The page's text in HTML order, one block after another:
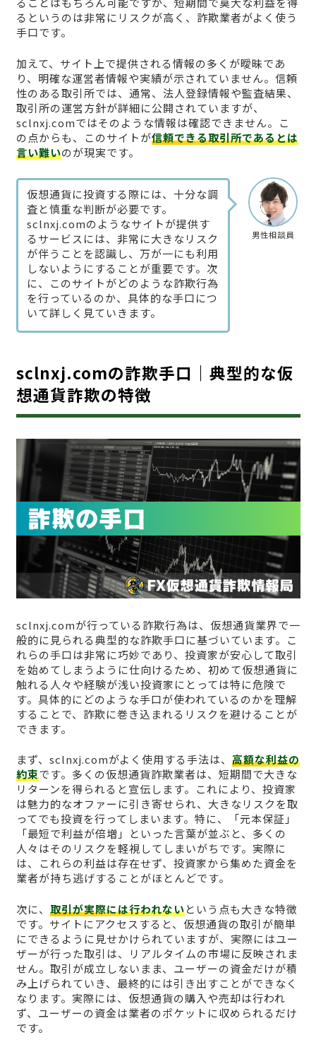
るというのは非常にリスクが高く、詐欺業者がよく使う
手口です。
加えて、サイト上で提供される情報の多くが曖昧であ
り、明確な運営者情報や実績が示されていません。信頼
性のある取引所では、通常、法人登録情報や監査結果、
取引所の運営方針が詳細に公開されていますが、
sclnxj.comではそのような情報は確認できません。こ
の点からも、このサイトが信頼できる取引所であるとは
言い難いのが現実です。
男性相談員
仮想通貨に投資する際には、十分な調
査と慎重な判断が必要です。
sclnxj.comのようなサイトが提供す
るサービスには、非常に大きなリスク
が伴うことを認識し、万が一にも利用
しないようにすることが重要です。次
に、このサイトがどのような詐欺行為
を行っているのか、具体的な手口につ
いて詳しく見ていきます。
sclnxj.comの詐欺手口｜典型的な仮
想通貨詐欺の特徴
sclnxj.comが行っている詐欺行為は、仮想通貨業界で一
般的に見られる典型的な詐欺手口に基づいています。こ
れらの手口は非常に巧妙であり、投資家が安心して取引
を始めてしまうように仕向けるため、初めて仮想通貨に
触れる人々や経験が浅い投資家にとっては特に危険で
す。具体的にどのような手口が使われているのかを理解
することで、詐欺に巻き込まれるリスクを避けることが
できます。
まず、sclnxj.comがよく使用する手法は、 高額な利益の
約束です。多くの仮想通貨詐欺業者は、短期間で大きな
リターンを得られると宣伝します。これにより、投資家
は魅力的なオファーに引き寄せられ、大きなリスクを取
ってでも投資を行ってしまいます。特に、「元本保証」
「最短で利益が倍増」といった言葉が並ぶと、多くの
人々はそのリスクを軽視してしまいがちです。実際に
は、これらの利益は存在せず、投資家から集めた資金を
業者が持ち逃げすることがほとんどです。
次に、 取引が実際には行われないという点も大きな特徴
です。サイトにアクセスすると、仮想通貨の取引が簡単
にできるように見せかけられていますが、実際にはユー
ザーが行った取引は、リアルタイムの市場に反映されま
せん。取引が成立しないまま、ユーザーの資金だけが積
み上げられていき、最終的には引き出すことができなく
なります。実際には、仮想通貨の購入や売却は行われ
ず、ユーザーの資金は業者のポケットに収められるだけ
です。